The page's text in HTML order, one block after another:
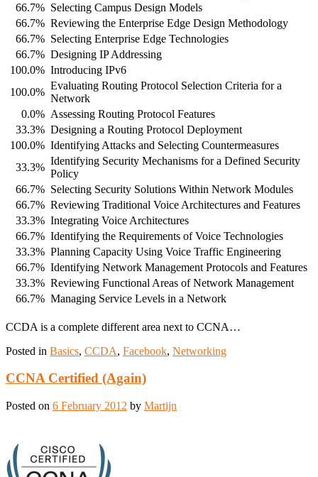
66.7% Selecting Campus Design Models
66.7% Reviewing the Enterprise Edge Design Methodology
66.7% Selecting Enterprise Edge Technologies
66.7% Designing IP Addressing
100.0% Introducing IPv6
100.0%
Evaluating Routing Protocol Selection Criteria for a
Network
0.0% Assessing Routing Protocol Features
33.3% Designing a Routing Protocol Deployment
100.0% Identifying Attacks and Selecting Countermeasures
33.3%
Identifying Security Mechanisms for a Defined Security
Policy
66.7% Selecting Security Solutions Within Network Modules
66.7% Reviewing Traditional Voice Architectures and Features
33.3% Integrating Voice Architectures
66.7% Identifying the Requirements of Voice Technologies
33.3% Planning Capacity Using Voice Traffic Engineering
66.7% Identifying Network Management Protocols and Features
33.3% Reviewing Functional Areas of Network Management
66.7% Managing Service Levels in a Network
CCDA is a complete different area next to CCNA…
Posted in Basics, CCDA, Facebook, Networking
CCNA Certified (Again)
Posted on 6 February 2012 by Martijn